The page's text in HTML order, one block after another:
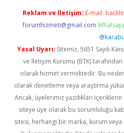
Reklam ve İletişim: E-mail:
forumhizmeti@gmail.com
Yasal Uyarı: Sitemiz, 5651 Sayılı
ve İletişim Kurumu (BTK) tarafından
olarak hizmet vermektedir. Bu
olarak denetleme veya araştırma
Ancak, üyelerimiz yazdıkları
siteye üye olarak bu sorumluluğu
sitesi, herhangi bir marka, kurum veya